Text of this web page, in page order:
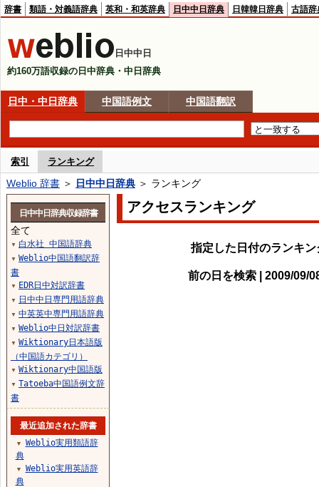
辞書 類語・対義語辞典 英和・和英辞典 日中中日辞典 日韓韓日辞典 古語辞
日中中日
約160万語収録の日中辞典・中日辞典
日中・中日辞典 中国語例文 中国語翻訳
索引 ランキング
Weblio 辞書 ＞ 日中中日辞典 ＞ ランキング
アクセスランキング
指定した日付のランキ
前の日を検索 | 2009/09/
日中中日辞典収録辞書
全て
▼ 白水社 中国語辞典
▼ Weblio中国語翻訳辞
書
▼ EDR日中対訳辞書
▼ 日中中日専門用語辞典
▼ 中英英中専門用語辞典
▼ Weblio中日対訳辞書
▼ Wiktionary日本語版
（中国語カテゴリ）
▼ Wiktionary中国語版
▼ Tatoeba中国語例文辞
書
最近追加された辞書
▼
Weblio実用類語辞
典
▼
Weblio実用英語辞
典